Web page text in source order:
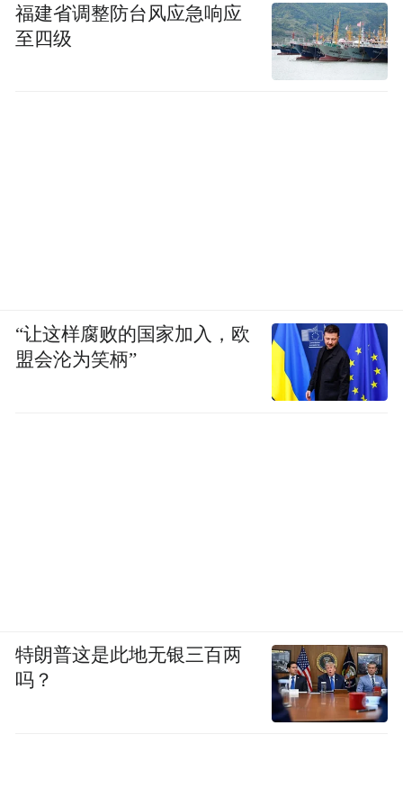
福建省调整防台风应急响应
至四级
“让这样腐败的国家加入，欧
盟会沦为笑柄”
特朗普这是此地无银三百两
吗？